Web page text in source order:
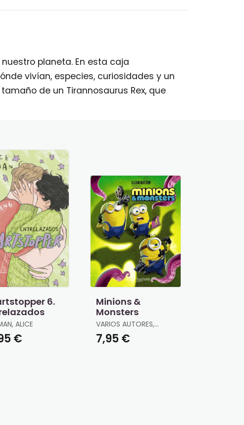
planeta. En esta caja
vivían, especies, curiosidades y un
de un Tirannosaurus Rex, que
6.
ALICE
€
Minions &
Monsters
VARIOS AUTORES,
VARIOS AUTORES
7,95 €